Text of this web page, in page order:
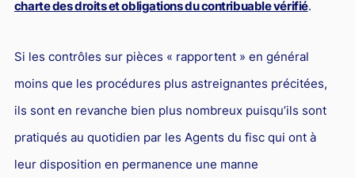
charte des droits et obligations du contribuable vérifié.
Si les contrôles sur pièces « rapportent » en général
moins que les procédures plus astreignantes précitées,
ils sont en revanche bien plus nombreux puisqu’ils sont
pratiqués au quotidien par les Agents du fisc qui ont à
leur disposition en permanence une manne